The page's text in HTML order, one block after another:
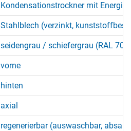
Kondensationstrockner mit
Stahlblech (verzinkt,
seidengrau / schiefergrau (RAL
vorne
hinten
axial
regenerierbar (auswaschbar,